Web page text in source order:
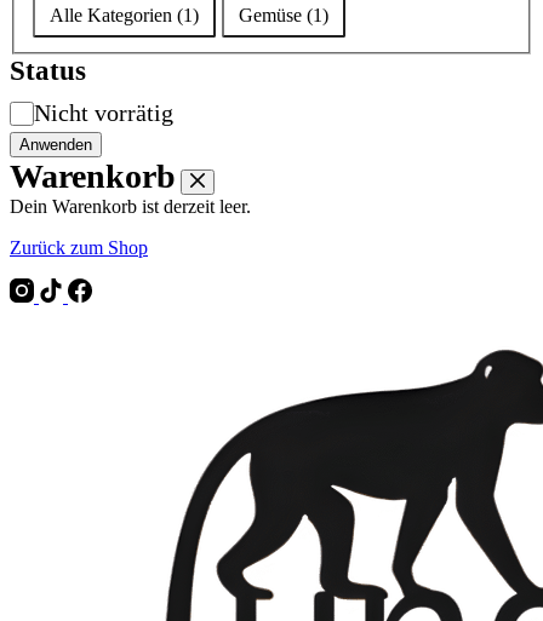
Kategorie
Alle Kategorien (1) Gemüse (1)
Status
Verfügbarkeit
Nicht vorrätig
Anwenden
Warenkorb
Dein Warenkorb ist derzeit leer.
Zurück zum Shop